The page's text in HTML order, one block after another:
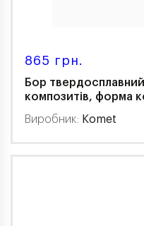
865 грн.
Бор
композитів, форма
Виробник: Komet